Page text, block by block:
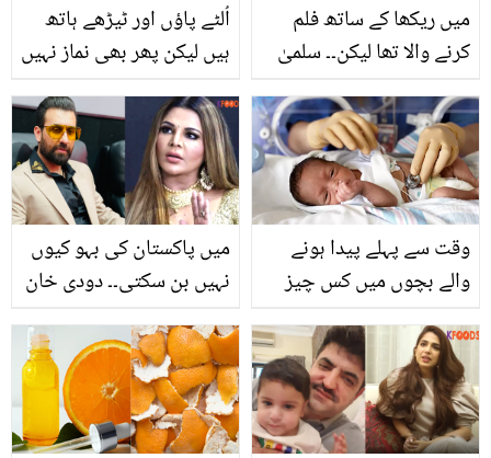
اُلٹے پاؤں اور ٹیڑھے ہاتھ
ہیں لیکن پھر بھی نماز نہیں
چھوڑتے ۔۔ معذور بھائی بہن
کی اس حالت میں نماز
پڑھنے کی ویڈیو نے سب کو
جھنجھوڑ کر رکھ دیا
میں ریکھا کے ساتھ فلم
کرنے والا تھا لیکن۔۔ سلمیٰ
آغا کی وجہ سے جاوید
شیخ کو کتنا نقصان اٹھانا
پڑا؟ پہلی بار ماضی کے راز
کھول دیئے
میں پاکستان کی بہو کیوں
نہیں بن سکتی۔۔ دودی خان
کو شادی نہ کرنے کے لئے
کس نے مجبور کیا؟ راکھی
ساونت بھارت کے خلاف
ہوگئیں
وقت سے پہلے پیدا ہونے
والے بچوں میں کس چیز
کی کمی ہوتی ہے ؟ جو ہر
ماں کو پتہ ہونی چاہیئے